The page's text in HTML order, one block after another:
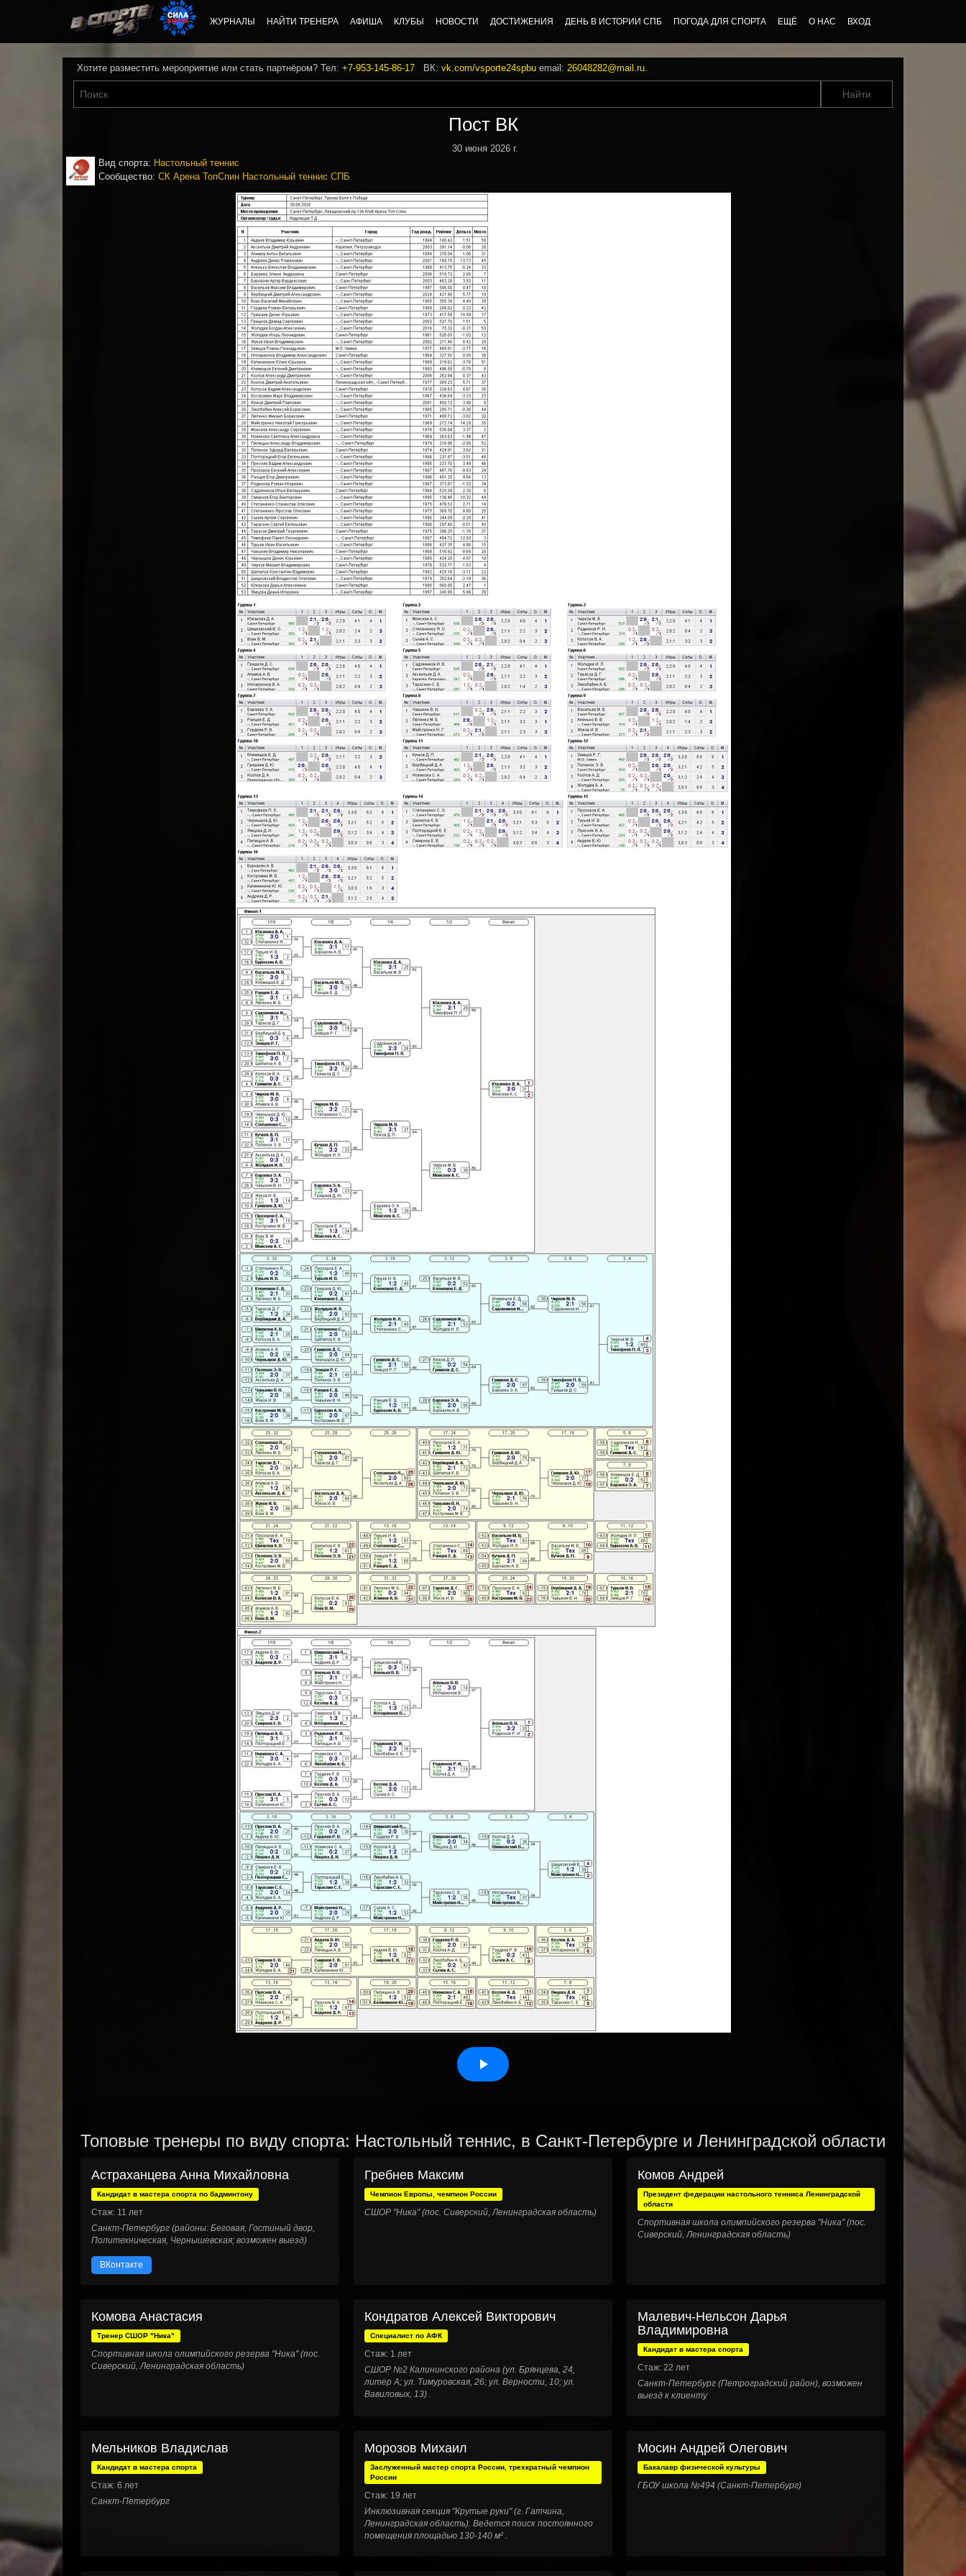
ЖУРНАЛЫ НАЙТИ ТРЕНЕРА АФИША КЛУБЫ НОВОСТИ ДОСТИЖЕНИЯ ДЕНЬ В ИСТОРИИ СПБ ПОГОДА ДЛЯ СПОРТА ЕЩЁ О НАС ВХОД
Хотите разместить мероприятие или стать партнёром? Тел: +7-953-145-86-17 ВК: vk.com/vsporte24spbu email: 26048282@mail.ru.
Пост ВК
30 июня 2026 г.
Вид спорта: Настольный теннис
Сообщество: CК Арена ТопСпин Настольный теннис СПБ
Топовые тренеры по виду спорта: Настольный теннис, в Санкт-Петербурге и Ленинградской области
Астраханцева Анна Михайловна
Кандидат в мастера спорта по бадминтону
Стаж: 11 лет
Санкт-Петербург (районы: Беговая, Гостиный двор,
Политехническая, Чернышевская; возможен выезд)
ВКонтакте
Гребнев Максим
Чемпион Европы, чемпион России
СШОР "Ника" (пос. Сиверский, Ленинградская область)
Комов Андрей
Президент федерации настольного тенниса Ленинградской
области
Спортивная школа олимпийского резерва "Ника" (пос.
Сиверский, Ленинградская область)
Комова Анастасия
Тренер СШОР "Ника"
Спортивная школа олимпийского резерва "Ника" (пос.
Сиверский, Ленинградская область)
Кондратов Алексей Викторович
Специалист по АФК
Стаж: 1 лет
СШОР №2 Калининского района (ул. Брянцева, 24,
литер А; ул. Тимуровская, 26; ул. Верности, 10; ул.
Вавиловых, 13) .
Малевич-Нельсон Дарья
Владимировна
Кандидат в мастера спорта
Стаж: 22 лет
Санкт-Петербург (Петроградский район), возможен
выезд к клиенту
Мельников Владислав
Кандидат в мастера спорта
Стаж: 6 лет
Санкт-Петербург
Морозов Михаил
Заслуженный мастер спорта России, трехкратный чемпион
России
Стаж: 19 лет
Инклюзивная секция "Крутые руки" (г. Гатчина,
Ленинградская область). Ведется поиск постоянного
помещения площадью 130-140 м² .
Мосин Андрей Олегович
Бакалавр физической культуры
ГБОУ школа №494 (Санкт-Петербург)